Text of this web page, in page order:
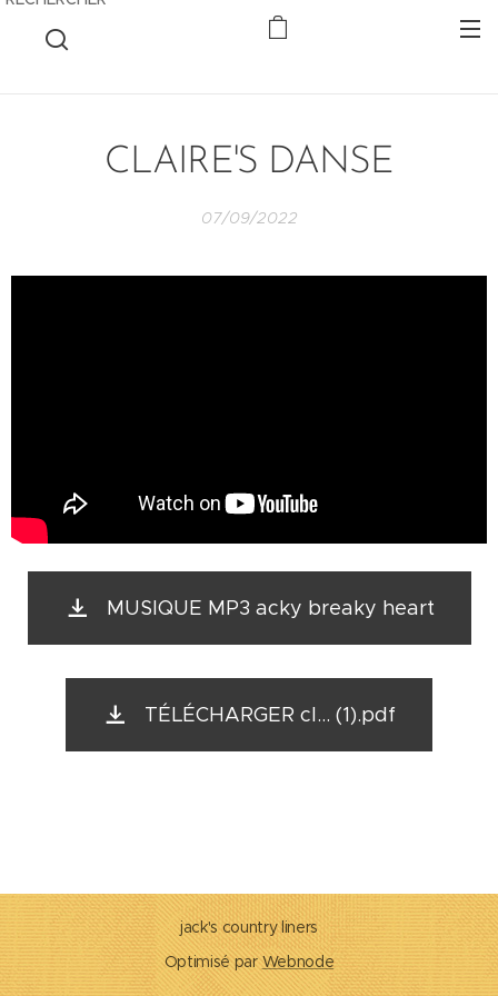
CLAIRE'S DANSE
07/09/2022
MUSIQUE MP3 acky breaky heart
TÉLÉCHARGER cl... (1).pdf
jack's country liners
Optimisé parWebnode